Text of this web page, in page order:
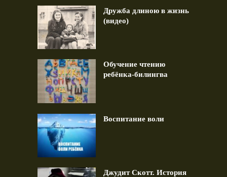
Дружба длиною в жизнь
(видео)
Обучение чтению
ребёнка-билингва
Воспитание воли
Джудит Скотт. История